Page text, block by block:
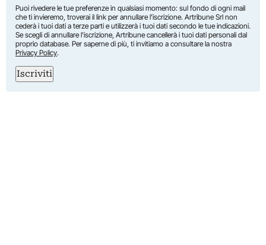
Puoi rivedere le tue preferenze in qualsiasi momento: sul fondo di ogni mail
che ti invieremo, troverai il link per annullare l’iscrizione. Artribune Srl non
cederà i tuoi dati a terze parti e utilizzerà i tuoi dati secondo le tue indicazioni.
Se scegli di annullare l’iscrizione, Artribune cancellerà i tuoi dati personali dal
proprio database. Per saperne di più, ti invitiamo a consultare la nostra
Privacy Policy.
Iscriviti